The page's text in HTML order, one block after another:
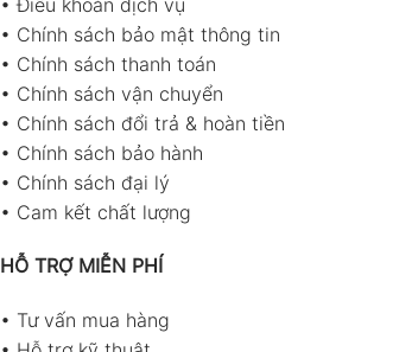
• Chính sách bảo mật thông tin
• Chính sách thanh toán
• Chính sách vận chuyển
• Chính sách đổi trả & hoàn tiền
• Chính sách bảo hành
• Chính sách đại lý
• Cam kết chất lượng
HỖ TRỢ MIỄN PHÍ
• Tư vấn mua hàng